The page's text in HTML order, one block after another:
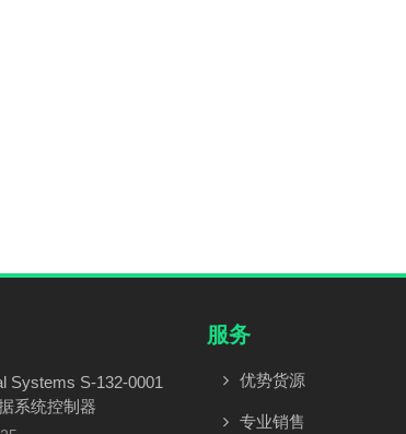
Systems S-132-0001
系统控制器
服务
优势货源
专业销售